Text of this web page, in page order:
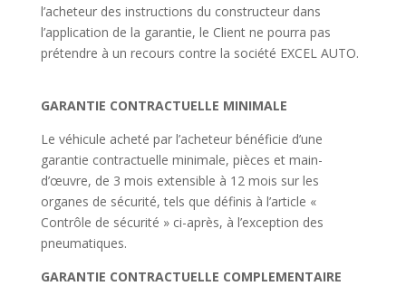
l’acheteur des instructions du constructeur dans
l’application de la garantie, le Client ne pourra pas
prétendre à un recours contre la société EXCEL AUTO.
GARANTIE CONTRACTUELLE MINIMALE
Le véhicule acheté par l’acheteur bénéficie d’une
garantie contractuelle minimale, pièces et main-
d’œuvre, de 3 mois extensible à 12 mois sur les
organes de sécurité, tels que définis à l’article «
Contrôle de sécurité » ci-après, à l’exception des
pneumatiques.
GARANTIE CONTRACTUELLE COMPLEMENTAIRE